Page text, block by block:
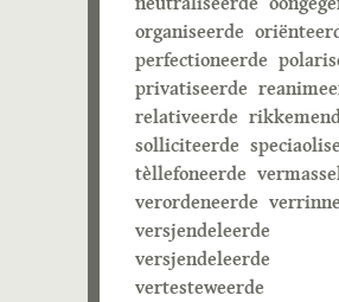
organiseerde
perfectioneerde
privatiseerde
relativeerde
solliciteerde
tèllefoneerde
verordeneerde
versjendeleerde
versjendeleerde
vertesteweerde